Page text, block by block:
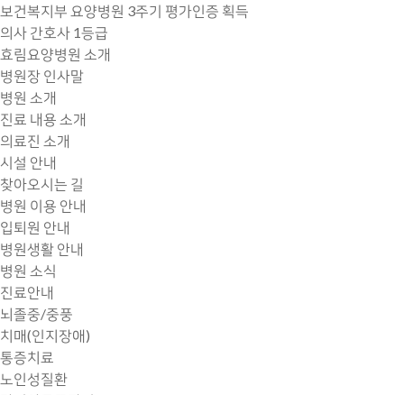
보건복지부 요양병원 3주기 평가인증 획득
의사 간호사 1등급
효림요양병원 소개
병원장 인사말
병원 소개
진료 내용 소개
의료진 소개
시설 안내
찾아오시는 길
병원 이용 안내
입퇴원 안내
병원생활 안내
병원 소식
진료안내
뇌졸중/중풍
치매(인지장애)
통증치료
노인성질환